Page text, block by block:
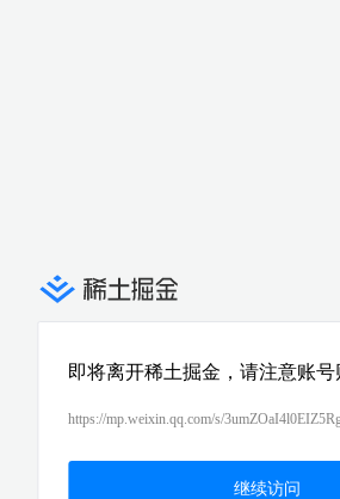
即将离开稀土掘金，请注意账号
https://mp.weixin.qq.com/s/
继续访问